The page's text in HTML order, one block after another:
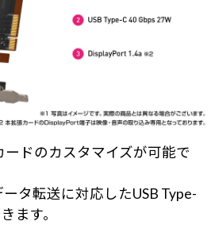
ードのカスタマイズが可能で
タ転送に対応したUSB Type-
ます。